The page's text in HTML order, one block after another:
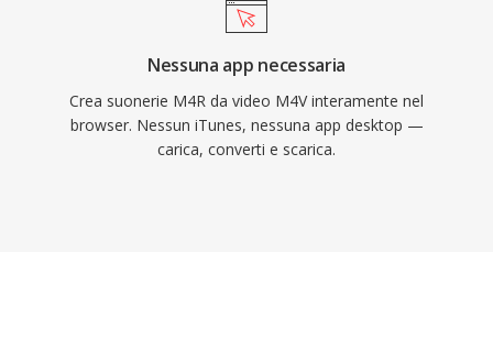
Nessuna app necessaria
Crea suonerie M4R da video M4V interamente nel
browser. Nessun iTunes, nessuna app desktop —
carica, converti e scarica.